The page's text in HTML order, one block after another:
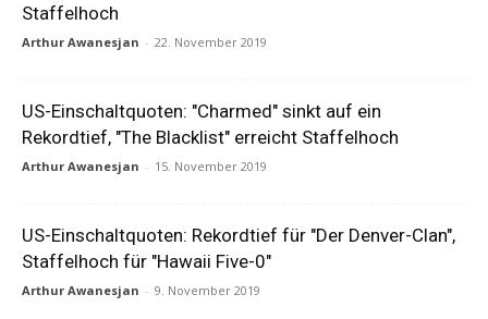
Staffelhoch
Arthur Awanesjan - 22. November 2019
US-Einschaltquoten: "Charmed" sinkt auf ein
Rekordtief, "The Blacklist" erreicht Staffelhoch
Arthur Awanesjan - 15. November 2019
US-Einschaltquoten: Rekordtief für "Der Denver-Clan",
Staffelhoch für "Hawaii Five-0"
Arthur Awanesjan - 9. November 2019